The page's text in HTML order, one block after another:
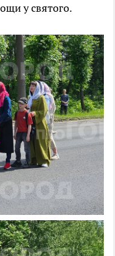
у святого.